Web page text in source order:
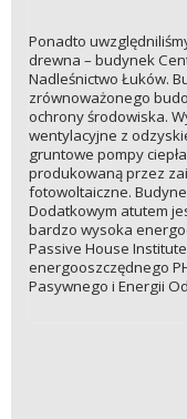
Ponadto
drewna – budynek
Nadleśnictwo Łuków.
zrównoważonego
ochrony środowiska.
wentylacyjne z
gruntowe pompy
produkowaną przez
fotowoltaiczne.
Dodatkowym atutem
bardzo wysoka
Passive House
energooszczędnego
Pasywnego i Energii